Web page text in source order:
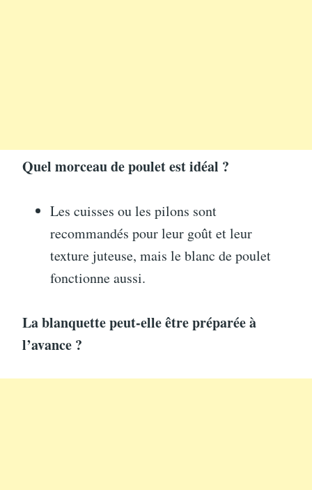
Quel morceau de poulet est idéal ?
Les cuisses ou les pilons sont
recommandés pour leur goût et leur
texture juteuse, mais le blanc de poulet
fonctionne aussi.
La blanquette peut-elle être préparée à
l’avance ?